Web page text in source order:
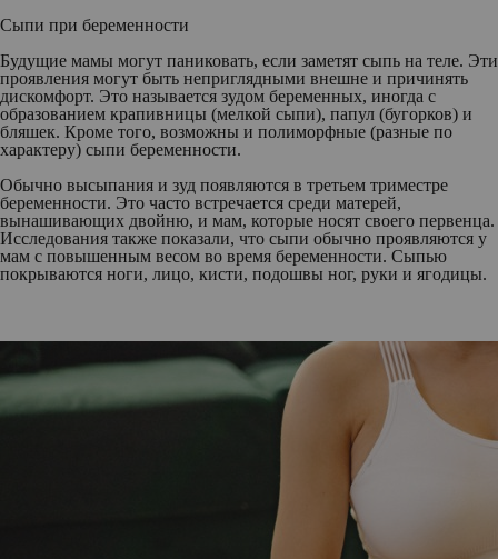
Сыпи при беременности
Будущие мамы могут паниковать, если заметят сыпь на теле. Эти
проявления могут быть неприглядными внешне и причинять
дискомфорт. Это называется зудом беременных, иногда с
образованием крапивницы (мелкой сыпи), папул (бугорков) и
бляшек. Кроме того, возможны и полиморфные (разные по
характеру) сыпи беременности.
Обычно высыпания и зуд появляются в третьем триместре
беременности. Это часто встречается среди матерей,
вынашивающих двойню, и мам, которые носят своего первенца.
Исследования также показали, что сыпи обычно проявляются у
мам с повышенным весом во время беременности. Сыпью
покрываются ноги, лицо, кисти, подошвы ног, руки и ягодицы.